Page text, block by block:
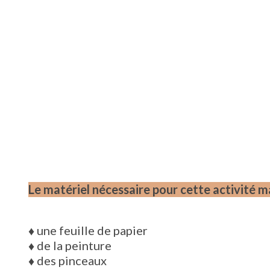
Le matériel nécessaire pour cette activité
♦ une feuille de papier
♦ de la peinture
♦ des pinceaux